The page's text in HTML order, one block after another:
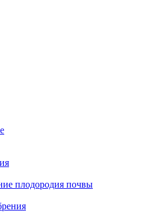
плодородия почвы